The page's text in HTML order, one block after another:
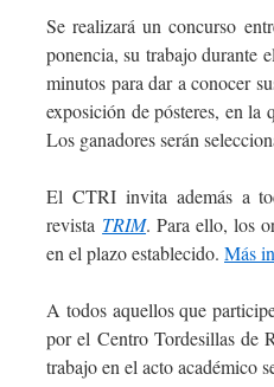
Se realizará un concurso
ponencia, su trabajo durante
minutos para dar a conocer
exposición de pósteres, en la
Los ganadores serán
El CTRI invita además a
revista TRIM. Para ello, los
en el plazo establecido. Más
A todos aquellos que
por el Centro Tordesillas de
trabajo en el acto académico